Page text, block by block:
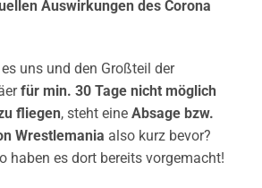
Auswirkungen des Corona
uns und den Großteil der
für min. 30 Tage nicht möglich
fliegen, steht eine Absage bzw.
Wrestlemania also kurz bevor?
haben es dort bereits vorgemacht!